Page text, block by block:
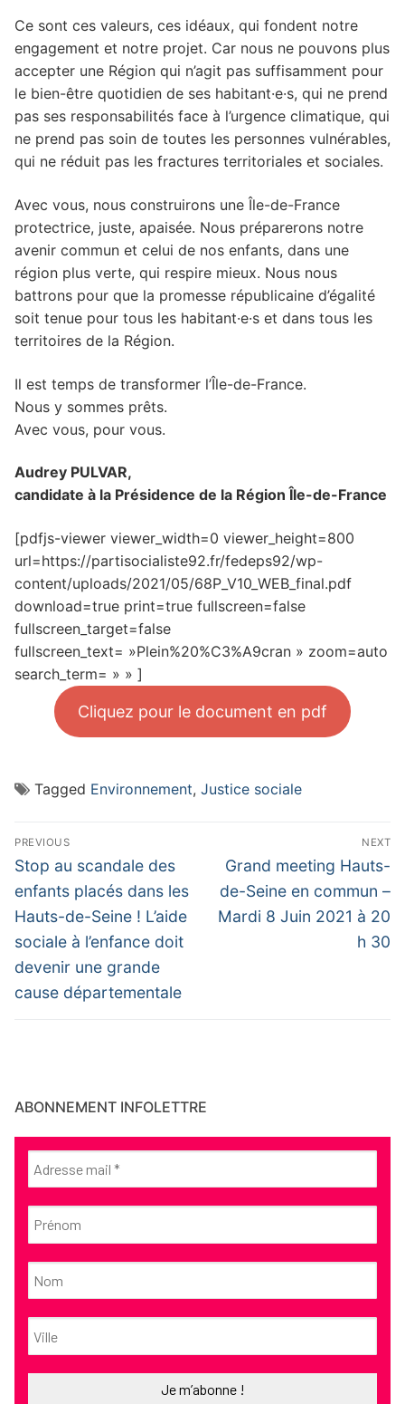
Ce sont ces valeurs, ces idéaux, qui fondent notre
engagement et notre projet. Car nous ne pouvons plus
accepter une Région qui n’agit pas suffisamment pour
le bien-être quotidien de ses habitant·e·s, qui ne prend
pas ses responsabilités face à l’urgence climatique, qui
ne prend pas soin de toutes les personnes vulnérables,
qui ne réduit pas les fractures territoriales et sociales.
Avec vous, nous construirons une Île-de-France
protectrice, juste, apaisée. Nous préparerons notre
avenir commun et celui de nos enfants, dans une
région plus verte, qui respire mieux. Nous nous
battrons pour que la promesse républicaine d’égalité
soit tenue pour tous les habitant·e·s et dans tous les
territoires de la Région.
Il est temps de transformer l’Île-de-France.
Nous y sommes prêts.
Avec vous, pour vous.
Audrey PULVAR,
candidate à la Présidence de la Région Île-de-France
[pdfjs-viewer viewer_width=0 viewer_height=800
url=https://partisocialiste92.fr/fedeps92/wp-
content/uploads/2021/05/68P_V10_WEB_final.pdf
download=true print=true fullscreen=false
fullscreen_target=false
fullscreen_text= »Plein%20%C3%A9cran » zoom=auto
search_term= » » ]
Cliquez pour le document en pdf
Tagged Environnement, Justice sociale
Navigation
de
l’article
PREVIOUS
Previous
post:
Stop au scandale des
enfants placés dans les
Hauts-de-Seine ! L’aide
sociale à l’enfance doit
devenir une grande
cause départementale
NEXT
Next
post:
Grand meeting Hauts-
de-Seine en commun –
Mardi 8 Juin 2021 à 20
h 30
ABONNEMENT INFOLETTRE